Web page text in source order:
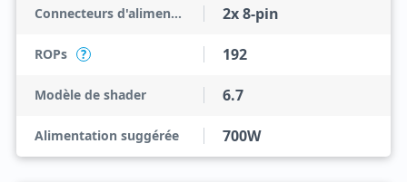
Connecteurs d'alimentation 2x 8-pin
ROPs ? 192
Modèle de shader 6.7
Alimentation suggérée 700W